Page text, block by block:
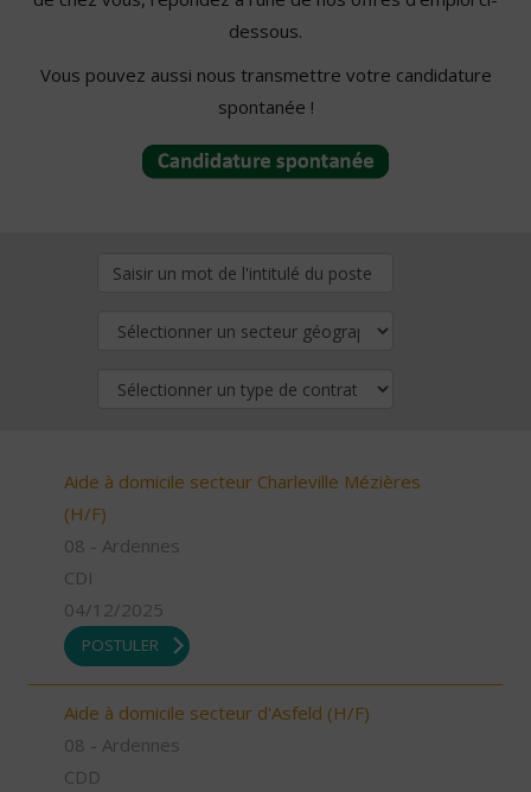
dessous.
Vous pouvez aussi nous transmettre votre candidature
spontanée !
Aide à domicile secteur Charleville Mézières
(H/F)
08 - Ardennes
CDI
04/12/2025
POSTULER
Aide à domicile secteur d'Asfeld (H/F)
08 - Ardennes
CDD